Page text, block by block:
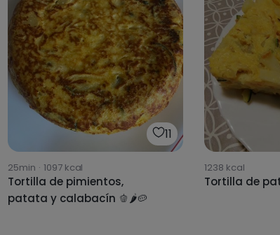
11
25min · 1097kcal
Tortilla de pimientos,
patata y calabacín 🫑🌶🥔
1238 kcal
Tortilla de